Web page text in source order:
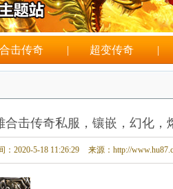
合击传奇 | 超变传奇 |
合击传奇私服，镶嵌，幻化，
：2020-5-18 11:26:29 来源：http://